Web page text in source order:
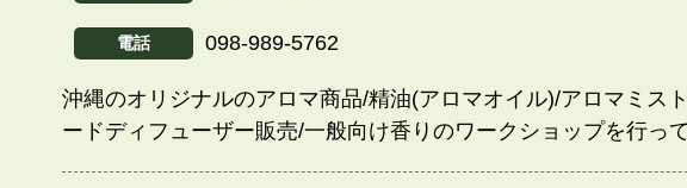
電話 098-989-5762
沖縄のオリジナルのアロマ商品/精油(アロマオイル)/アロマミス
ードディフューザー販売/一般向け香りのワークショップを行っ